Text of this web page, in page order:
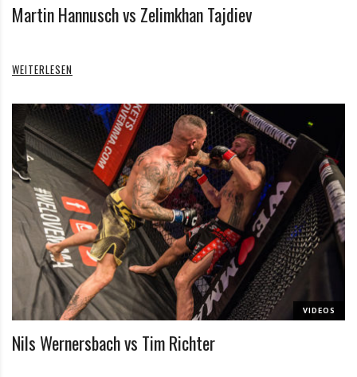
Martin Hannusch vs Zelimkhan Tajdiev
WEITERLESEN
VIDEOS
Nils Wernersbach vs Tim Richter